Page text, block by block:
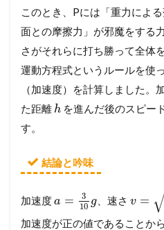
このとき、Pには「重力によ
面との摩擦力」が邪魔をする
さがそれらに打ち勝って全体
運動方程式というルールを使
（加速度）を計算しました。
た距離 h を進んだ後のスピー
す。
結論と吟味
加速度a =
3
10 g 、速さv =
加速度が正の値であることか